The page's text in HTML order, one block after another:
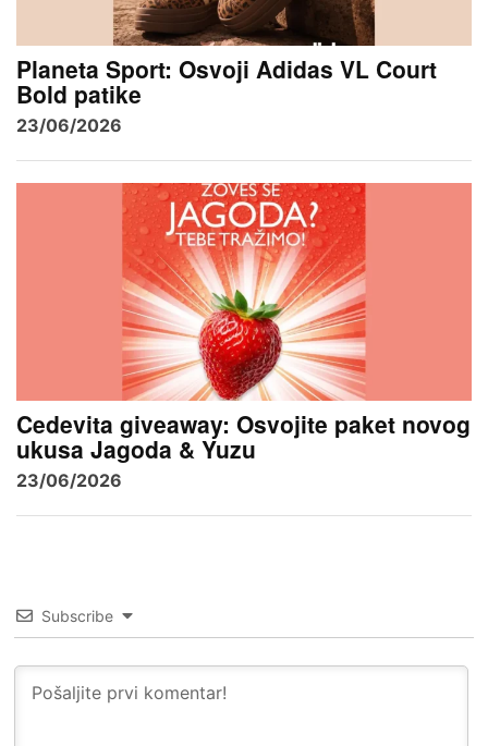
Planeta Sport: Osvoji Adidas VL Court
Bold patike
23/06/2026
Cedevita giveaway: Osvojite paket novog
ukusa Jagoda & Yuzu
23/06/2026
Subscribe